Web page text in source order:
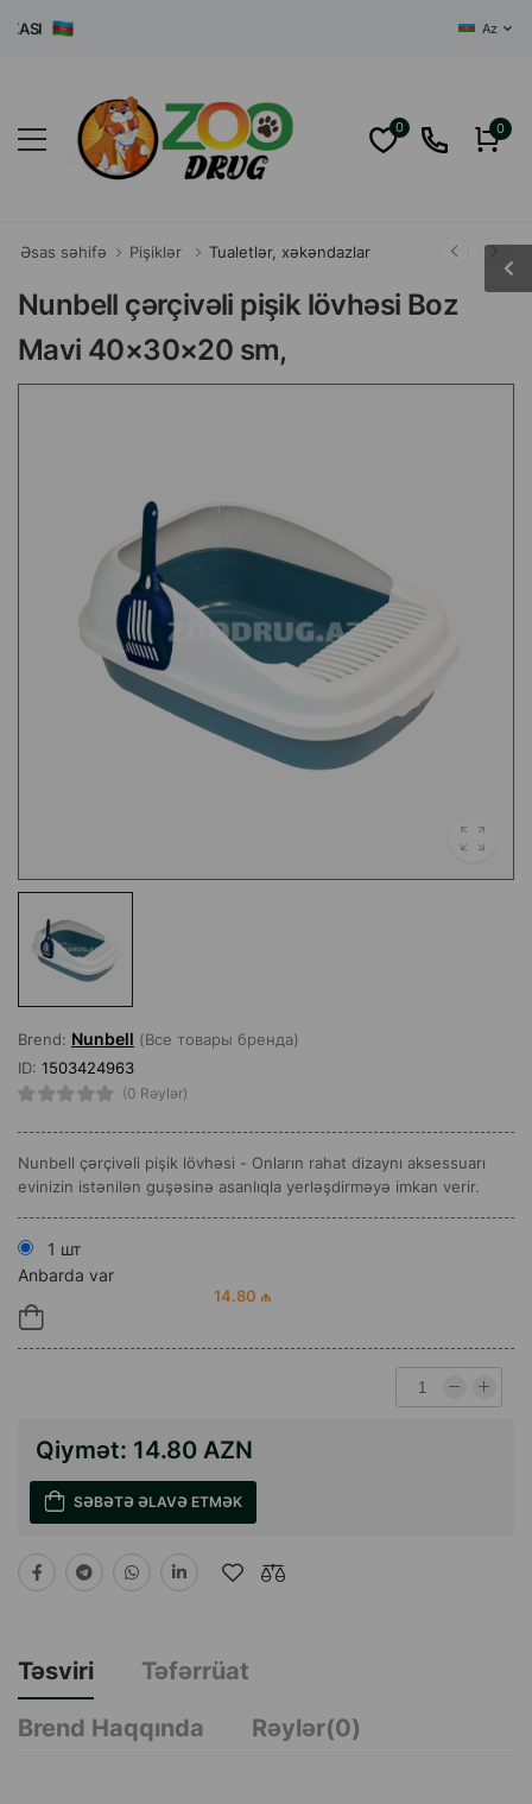
Az
0 0
Əsas səhifə Pişiklər Tualetlər, xəkəndazlar
Nunbell çərçivəli pişik lövhəsi Boz
Mavi 40×30×20 sm,
Brend: Nunbell (Все товары бренда)
ID: 1503424963
(0 Rəylər)
Nunbell çərçivəli pişik lövhəsi - Onların rahat dizaynı aksessuarı
evinizin istənilən guşəsinə asanlıqla yerləşdirməyə imkan verir.
1 шт
Anbarda var
14.80 ₼
Qiymət: 14.80 AZN
SƏBƏTƏ ƏLAVƏ ETMƏK
Təsviri
Təfərrüat
Brend Haqqında
Rəylər(0)